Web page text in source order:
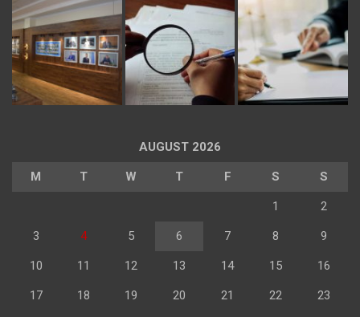
AUGUST 2026
M T W T F S S
1 2
3 4 5 6 7 8 9
10 11 12 13 14 15 16
17 18 19 20 21 22 23